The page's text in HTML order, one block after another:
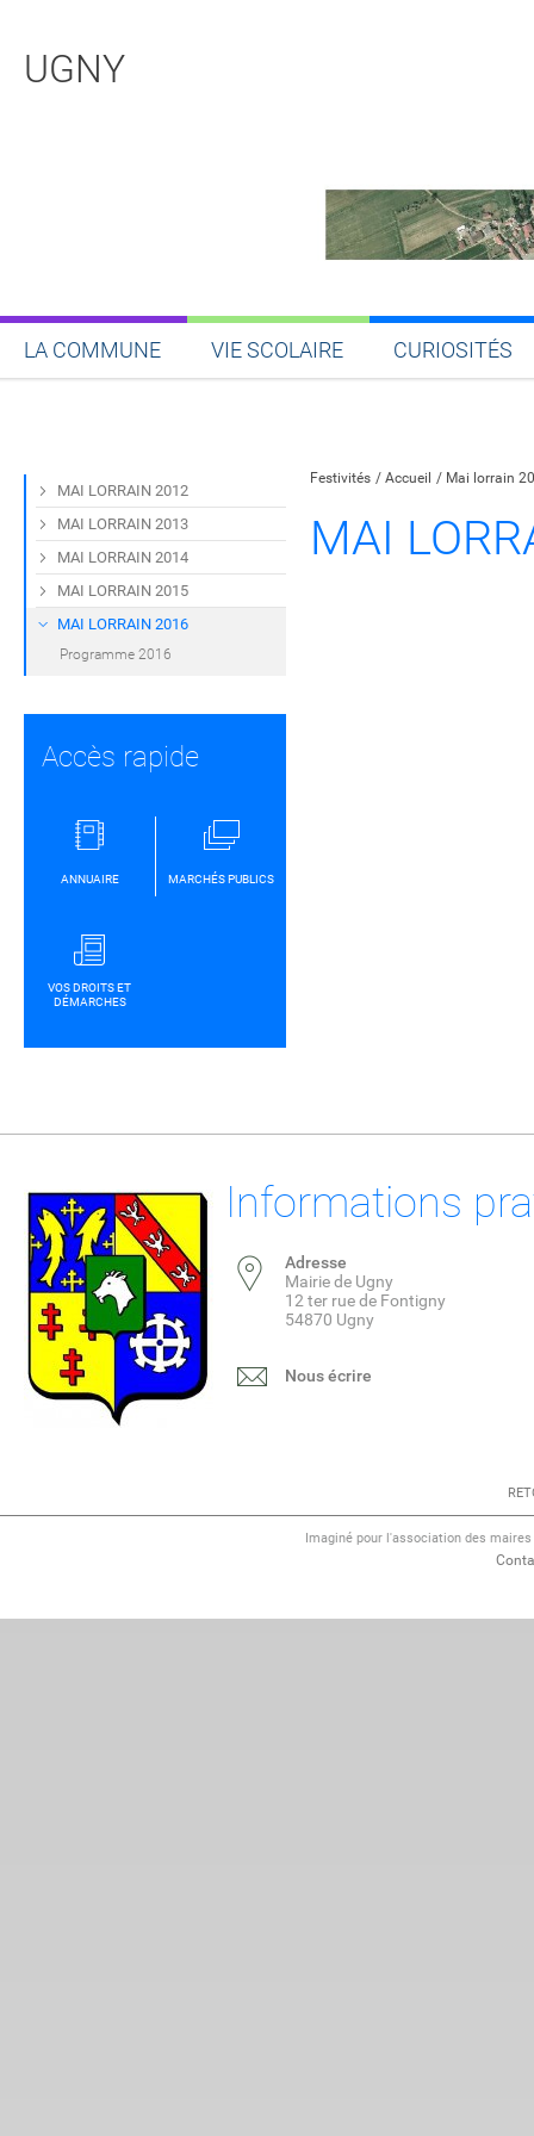
UGNY
LA COMMUNE VIE SCOLAIRE CURIOSITÉS
Festivités Accueil Mai lorrain
MAI
MAI LORRAIN 2012
MAI LORRAIN 2013
MAI LORRAIN 2014
MAI LORRAIN 2015
MAI LORRAIN 2016
Programme 2016
Accès rapide
ANNUAIRE MARCHÉS PUBLICS
VOS DROITS ET
DÉMARCHES
Informations
Adresse
Mairie de Ugny
12 ter rue de Fontigny
54870 Ugny
Nous écrire
Imaginé pour l'association des